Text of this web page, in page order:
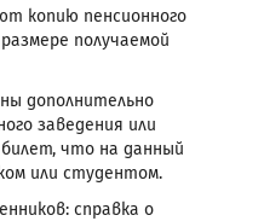
копию пенсионного
получаемой
дополнительно
заведения или
что на данный
или студентом.
справка о